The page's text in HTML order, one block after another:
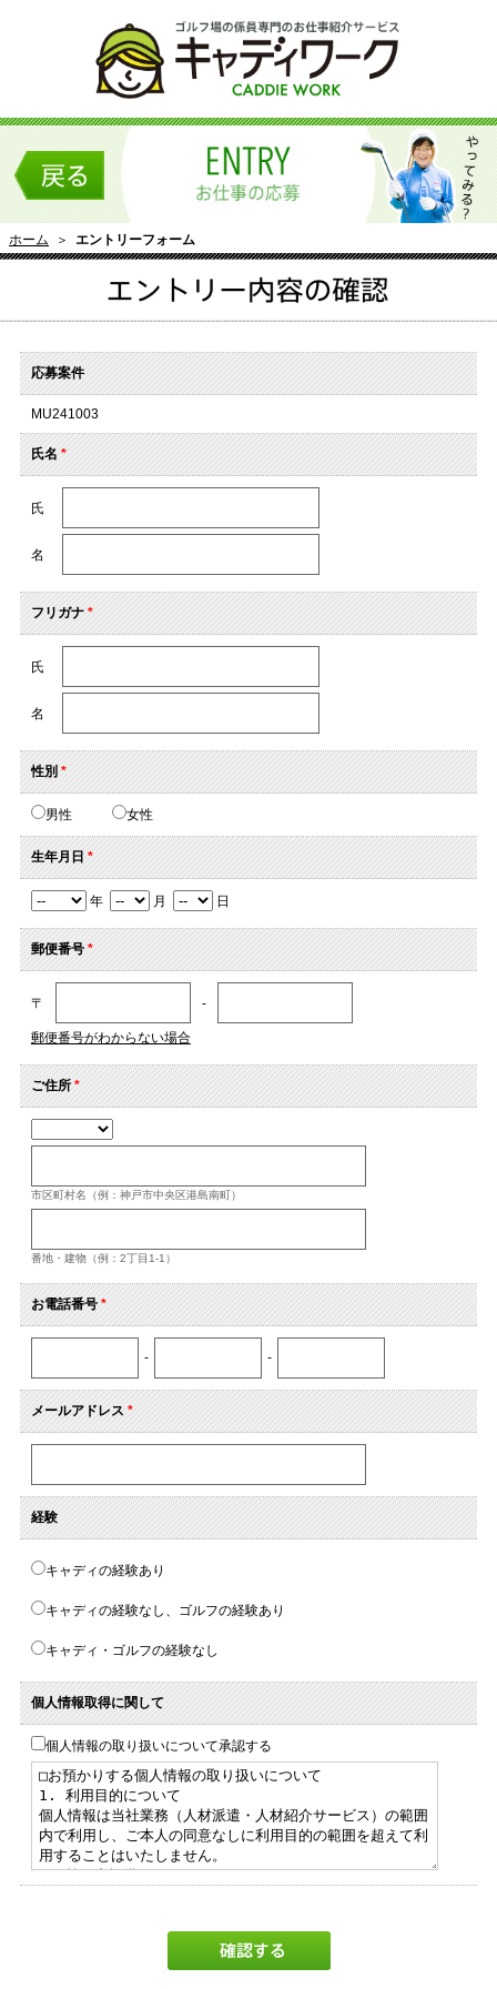
ホーム ＞ エントリーフォーム
応募案件
MU241003
氏名 *
氏
名
フリガナ*
氏
名
性別 *
男性 女性
生年月日 *
年 月 日
郵便番号*
〒 -
郵便番号がわからない場合
ご住所*
市区町村名（例：神戸市中央区港島南町）
番地・建物（例：2丁目1-1）
お電話番号*
- -
メールアドレス *
経験
キャディの経験あり
キャディの経験なし、ゴルフの経験あり
キャディ・ゴルフの経験なし
個人情報取得に関して
個人情報の取り扱いについて承認する